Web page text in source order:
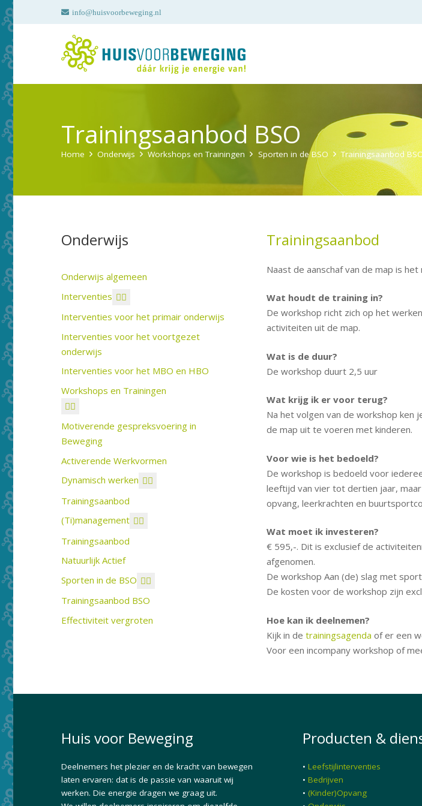
info@huisvoorbeweging.nl
Trainingsaanbod BSO
Home Onderwijs Workshops en Trainingen Sporten in de BSO Trainingsaanbod
Trainingsaanbod
Naast de aanschaf van de map is
Wat houdt de training in?
De workshop richt zich op het
activiteiten uit de map.
Wat is de duur?
De workshop duurt 2,5 uur
Wat krijg ik er voor terug?
Na het volgen van de workshop
de map uit te voeren met kinderen.
Voor wie is het bedoeld?
De workshop is bedoeld voor
leeftijd van vier tot dertien jaar,
opvang, leerkrachten en
Wat moet ik investeren?
€ 595,-. Dit is exclusief de
afgenomen.
De workshop Aan (de) slag met
De kosten voor de workshop zijn
Hoe kan ik deelnemen?
Kijk in de trainingsagenda of er een
Voor een incompany workshop of
Onderwijs
Onderwijs algemeen
Interventies
Interventies voor het primair onderwijs
Interventies voor het voortgezet
onderwijs
Interventies voor het MBO en HBO
Workshops en Trainingen
Motiverende gespreksvoering in
Beweging
Activerende Werkvormen
Dynamisch werken
Trainingsaanbod
(Ti)management
Trainingsaanbod
Natuurlijk Actief
Sporten in de BSO
Trainingsaanbod BSO
Effectiviteit vergroten
Huis voor Beweging
Deelnemers het plezier en de kracht van bewegen
laten ervaren: dat is de passie van waaruit wij
werken. Die energie dragen we graag uit.
Producten &
• Leefstijlinterventies
• Bedrijven
• (Kinder)Opvang